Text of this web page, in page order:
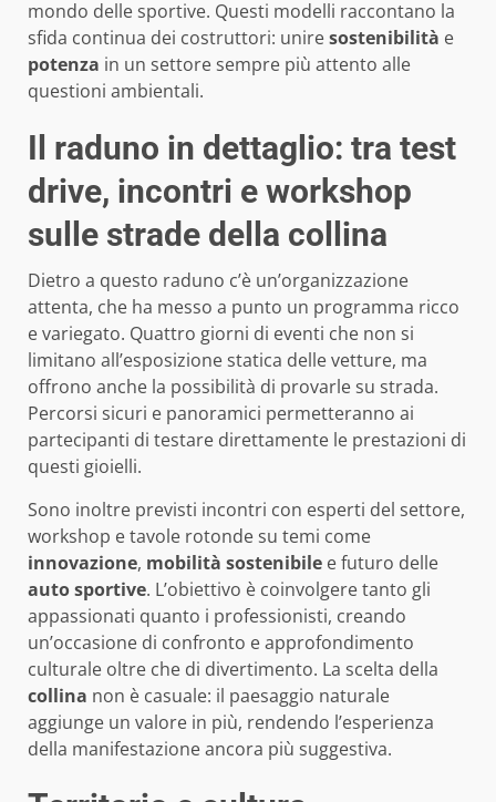
mondo delle sportive. Questi modelli raccontano la
sfida continua dei costruttori: uniresostenibilità e
potenza in un settore sempre più attento alle
questioni ambientali.
Il raduno in dettaglio: tra test
drive, incontri e workshop
sulle strade della collina
Dietro a questo raduno c’è un’organizzazione
attenta, che ha messo a punto un programma ricco
e variegato. Quattro giorni di eventi che non si
limitano all’esposizione statica delle vetture, ma
offrono anche la possibilità di provarle su strada.
Percorsi sicuri e panoramici permetteranno ai
partecipanti di testare direttamente le prestazioni di
questi gioielli.
Sono inoltre previsti incontri con esperti del settore,
workshop e tavole rotonde su temi come
innovazione, mobilità sostenibile e futuro delle
auto sportive. L’obiettivo è coinvolgere tanto gli
appassionati quanto i professionisti, creando
un’occasione di confronto e approfondimento
culturale oltre che di divertimento. La scelta della
collina non è casuale: il paesaggio naturale
aggiunge un valore in più, rendendo l’esperienza
della manifestazione ancora più suggestiva.